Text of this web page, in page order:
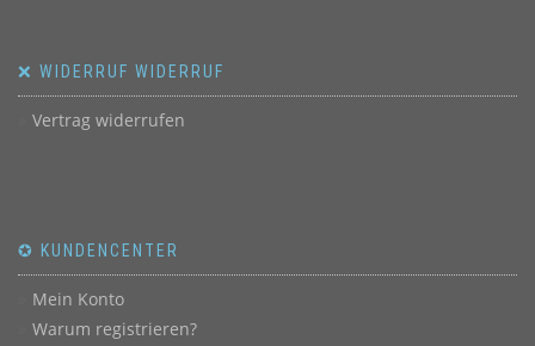
❌ WIDERRUF WIDERRUF
Vertrag widerrufen
✪ KUNDENCENTER
Mein Konto
Warum registrieren?